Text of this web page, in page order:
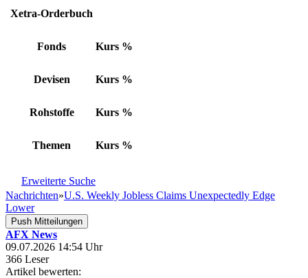
Xetra-Orderbuch
Fonds Kurs %
Devisen Kurs %
Rohstoffe Kurs %
Themen Kurs %
Erweiterte Suche
Nachrichten»U.S. Weekly Jobless Claims Unexpectedly Edge
Lower
Push Mitteilungen
AFX News
09.07.2026 14:54 Uhr
366 Leser
Artikel bewerten: